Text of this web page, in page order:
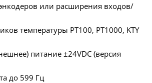
или расширения входов/
температуры PT100, PT1000, KTY
питание ±24VDC (версия
до 599 Гц